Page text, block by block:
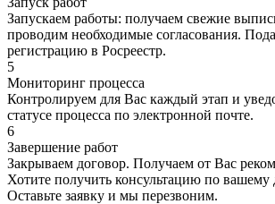
Запускаем работы: получаем свежие
проводим необходимые согласования.
регистрацию в Росреестр.
5
Мониторинг процесса
Контролируем для Вас каждый этап и
статусе процесса по электронной почте.
6
Завершение работ
Закрываем договор. Получаем от Вас
Хотите получить консультацию по вашему
Оставьте заявку и мы перезвоним.